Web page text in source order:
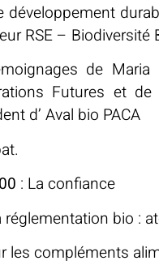
développement
RSE – Biodiversité
de Maria
Futures et
d’ Aval bio PACA
: La confiance
réglementation bio :
les compléments